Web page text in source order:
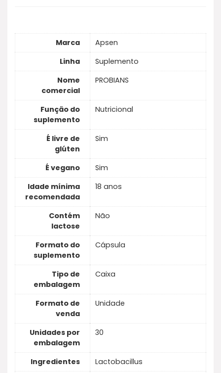
Marca
Apsen
Linha
Suplemento
Nome
comercial
PROBIANS
Função do
suplemento
Nutricional
É livre de
glúten
Sim
É vegano
Sim
Idade mínima
recomendada
18 anos
Contém
lactose
Não
Formato do
suplemento
Cápsula
Tipo de
embalagem
Caixa
Formato de
venda
Unidade
Unidades por
embalagem
30
Ingredientes
Lactobacillus